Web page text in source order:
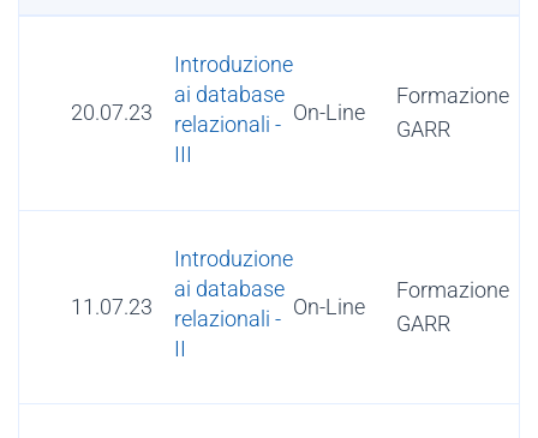
20.07.23
Introduzione
ai database
relazionali -
III
On-Line
Formazione
GARR
11.07.23
Introduzione
ai database
relazionali -
II
On-Line
Formazione
GARR